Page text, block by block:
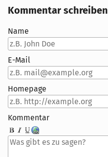
Kommentar schreiben
Name
E-Mail
Homepage
Kommentar